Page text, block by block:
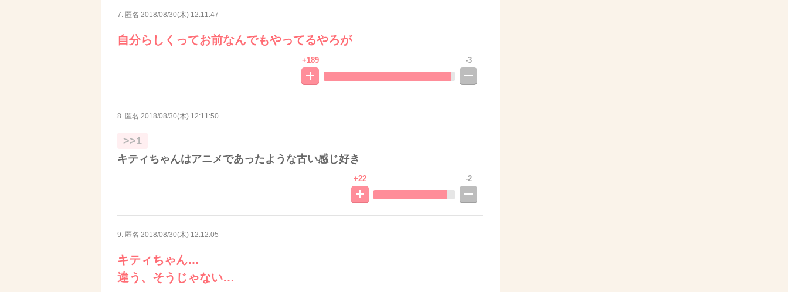
7. 匿名 2018/08/30(木) 12:11:47
自分らしくってお前なんでもやってるやろが
+189 -3
8. 匿名 2018/08/30(木) 12:11:50
>>1
キティちゃんはアニメであったような古い感じ好き
+22 -2
9. 匿名 2018/08/30(木) 12:12:05
キティちゃん…
違う、そうじゃない…